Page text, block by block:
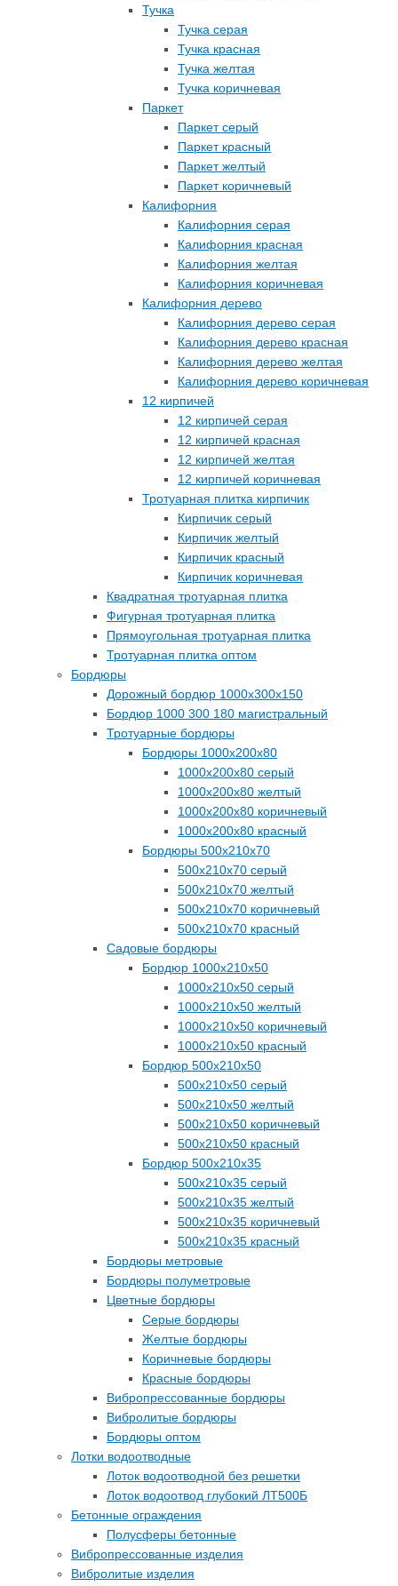
Тучка
Тучка серая
Тучка красная
Тучка желтая
Тучка коричневая
Паркет
Паркет серый
Паркет красный
Паркет желтый
Паркет коричневый
Калифорния
Калифорния серая
Калифорния красная
Калифорния желтая
Калифорния коричневая
Калифорния дерево
Калифорния дерево серая
Калифорния дерево красная
Калифорния дерево желтая
Калифорния дерево коричневая
12 кирпичей
12 кирпичей серая
12 кирпичей красная
12 кирпичей желтая
12 кирпичей коричневая
Тротуарная плитка кирпичик
Кирпичик серый
Кирпичик желтый
Кирпичик красный
Кирпичик коричневая
Квадратная тротуарная плитка
Фигурная тротуарная плитка
Прямоугольная тротуарная плитка
Тротуарная плитка оптом
Бордюры
Дорожный бордюр 1000х300х150
Бордюр 1000 300 180 магистральный
Тротуарные бордюры
Бордюры 1000х200х80
1000х200х80 серый
1000х200х80 желтый
1000х200х80 коричневый
1000х200х80 красный
Бордюры 500х210х70
500х210х70 серый
500х210х70 желтый
500х210х70 коричневый
500х210х70 красный
Садовые бордюры
Бордюр 1000х210х50
1000х210х50 серый
1000х210х50 желтый
1000х210х50 коричневый
1000х210х50 красный
Бордюр 500х210х50
500х210х50 серый
500х210х50 желтый
500х210х50 коричневый
500х210х50 красный
Бордюр 500х210х35
500х210х35 серый
500х210х35 желтый
500х210х35 коричневый
500х210х35 красный
Бордюры метровые
Бордюры полуметровые
Цветные бордюры
Серые бордюры
Желтые бордюры
Коричневые бордюры
Красные бордюры
Вибропрессованные бордюры
Вибролитые бордюры
Бордюры оптом
Лотки водоотводные
Лоток водоотводной без решетки
Лоток водоотвод глубокий ЛТ500Б
Бетонные ограждения
Полусферы бетонные
Вибропрессованные изделия
Вибролитые изделия